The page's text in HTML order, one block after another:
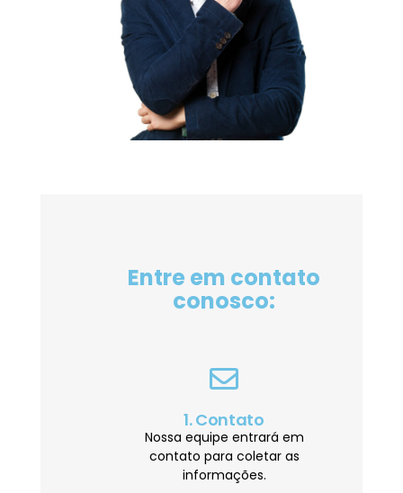
Entre em contato
conosco:
1. Contato
Nossa equipe entrará em
contato para coletar as
informações.